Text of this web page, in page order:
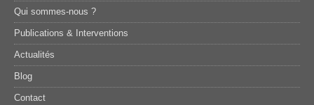
Qui sommes-nous ?
Publications & Interventions
Actualités
Blog
Contact